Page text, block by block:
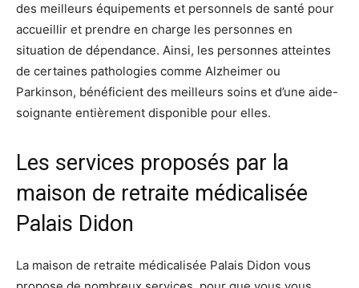
des meilleurs équipements et personnels de santé pour
accueillir et prendre en charge les personnes en
situation de dépendance. Ainsi, les personnes atteintes
de certaines pathologies comme Alzheimer ou
Parkinson, bénéficient des meilleurs soins et d’une aide-
soignante entièrement disponible pour elles.
Les services proposés par la
maison de retraite médicalisée
Palais Didon
La maison de retraite médicalisée Palais Didon vous